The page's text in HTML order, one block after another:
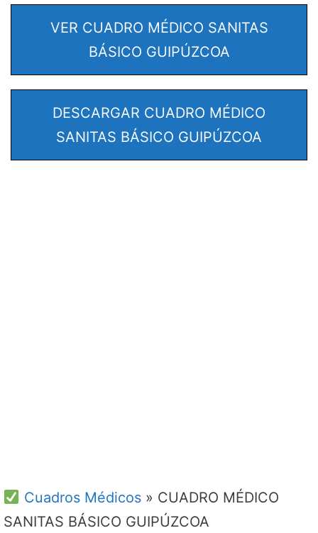
VER CUADRO MÉDICO SANITAS
BÁSICO GUIPÚZCOA
DESCARGAR CUADRO MÉDICO
SANITAS BÁSICO GUIPÚZCOA
Cuadros Médicos» CUADRO MÉDICO
SANITAS BÁSICO GUIPÚZCOA